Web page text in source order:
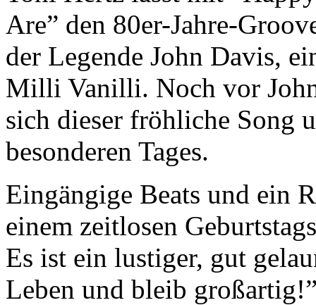
Are” den 80er-Jahre-
der Legende John Davis,
Milli Vanilli. Noch vor
sich dieser fröhliche Song
besonderen Tages.
Eingängige Beats und ein
einem zeitlosen
Es ist ein lustiger, gut
Leben und bleib